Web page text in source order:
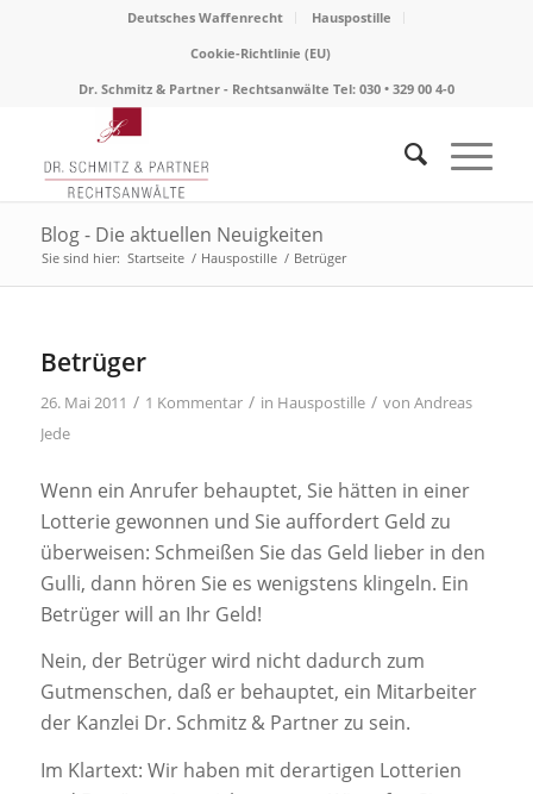
Deutsches Waffenrecht
Hauspostille
Cookie-Richtlinie (EU)
Dr. Schmitz & Partner - Rechtsanwälte Tel: 030 • 329 00 4-0
Blog - Die aktuellen Neuigkeiten
Sie sind hier: Startseite / Hauspostille / Betrüger
Betrüger
26. Mai 2011 / 1 Kommentar / in Hauspostille / von Andreas
Jede
Wenn ein Anrufer behauptet, Sie hätten in einer
Lotterie gewonnen und Sie auffordert Geld zu
überweisen: Schmeißen Sie das Geld lieber in den
Gulli, dann hören Sie es wenigstens klingeln. Ein
Betrüger will an Ihr Geld!
Nein, der Betrüger wird nicht dadurch zum
Gutmenschen, daß er behauptet, ein Mitarbeiter
der Kanzlei Dr. Schmitz & Partner zu sein.
Im Klartext: Wir haben mit derartigen Lotterien